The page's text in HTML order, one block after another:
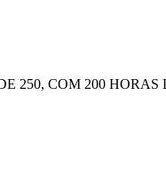
250, COM 200